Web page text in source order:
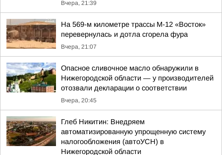
Вчера, 21:39
На 569-м километре трассы М-12 «Восток»
перевернулась и дотла сгорела фура
Вчера, 21:07
Опасное сливочное масло обнаружили в
Нижегородской области — у производителей
отозвали декларации о соответствии
Вчера, 20:45
Глеб Никитин: Внедряем
автоматизированную упрощенную систему
налогообложения (автоУСН) в
Нижегородской области